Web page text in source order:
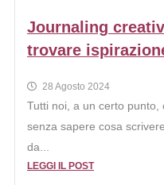
Journaling
trovare
28 Agosto 2024
Tutti noi, a un certo
senza sapere cosa
da...
LEGGI IL POST